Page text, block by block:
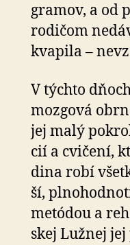
gramov, a od
rodičom
kva­pi­la –
V týchto
mozgová
jej malý
cií a cvičení,
di­na robí
ší,
metódou a
skej Lužnej